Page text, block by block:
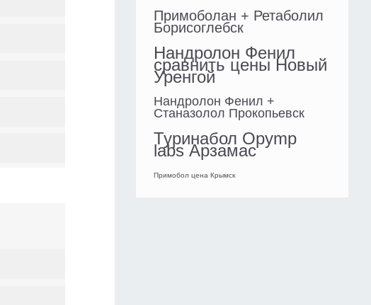
Примоболан + Ретаболил
Борисоглебск
Нандролон Фенил
сравнить цены Новый
Уренгой
Нандролон Фенил +
Станазолол Прокопьевск
Туринабол Opymp
labs Арзамас
Примобол цена Крымск